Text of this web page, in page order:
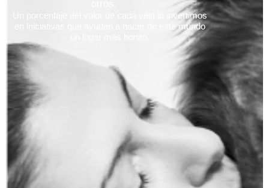
Un porcentaje del valor de cada vela lo invertimos
en iniciativas que ayuden a hacer de este mundo